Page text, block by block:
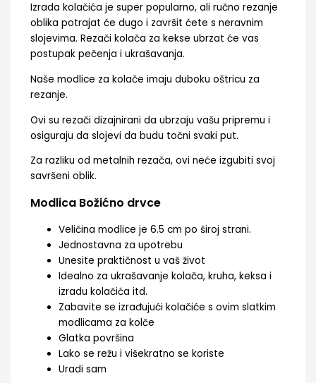
Izrada kolačića je super popularno, ali ručno rezanje
oblika potrajat će dugo i završit ćete s neravnim
slojevima. Rezači kolača za kekse ubrzat će vas
postupak pečenja i ukrašavanja.
Naše modlice za kolače imaju duboku oštricu za
rezanje.
Ovi su rezači dizajnirani da ubrzaju vašu pripremu i
osiguraju da slojevi da budu točni svaki put.
Za razliku od metalnih rezača, ovi neće izgubiti svoj
savršeni oblik.
Modlica Božićno drvce
Veličina modlice je 6.5 cm po široj strani.
Jednostavna za upotrebu
Unesite praktičnost u vaš život
Idealno za ukrašavanje kolača, kruha, keksa i
izradu kolačića itd.
Zabavite se izrađujući kolačiće s ovim slatkim
modlicama za kolče
Glatka površina
Lako se režu i višekratno se koriste
Uradi sam